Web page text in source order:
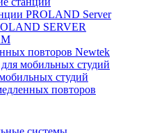
PROLAND Server
SERVER
повторов Newtek
мобильных студий
студий
повторов